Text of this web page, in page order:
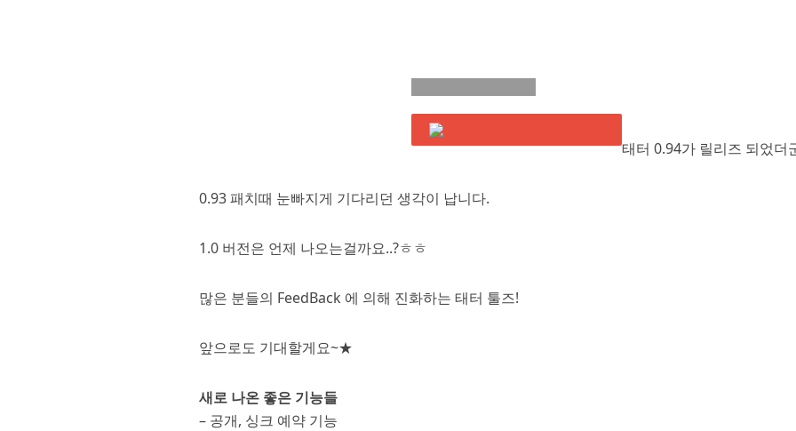
태터 0.94가 릴리즈 되었더
0.93 패치때 눈빠지게 기다리던 생각이 납니다.
1.0 버전은 언제 나오는걸까요..?ㅎㅎ
많은 분들의 FeedBack 에 의해 진화하는 태터 툴즈!
앞으로도 기대할게요~★
새로 나온 좋은 기능들
– 공개, 싱크 예약 기능